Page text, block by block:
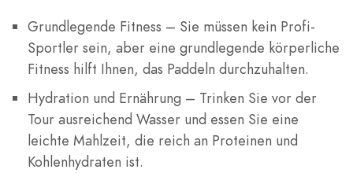
Grundlegende Fitness – Sie müssen kein Profi-
Sportler sein, aber eine grundlegende körperliche
Fitness hilft Ihnen, das Paddeln durchzuhalten.
Hydration und Ernährung – Trinken Sie vor der
Tour ausreichend Wasser und essen Sie eine
leichte Mahlzeit, die reich an Proteinen und
Kohlenhydraten ist.